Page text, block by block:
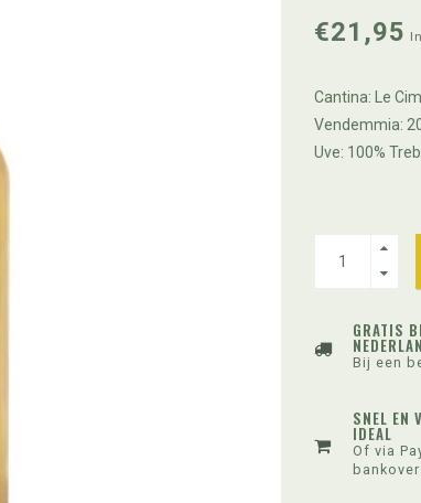
€21,95
Cantina: Le
Vendemmia:
Uve: 100%
GRATIS
Bij een
SNEL EN
IDEAL
Of via